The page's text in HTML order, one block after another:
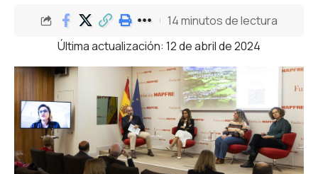
Última actualización: 12 de abril de 2024
14 minutos de lectura